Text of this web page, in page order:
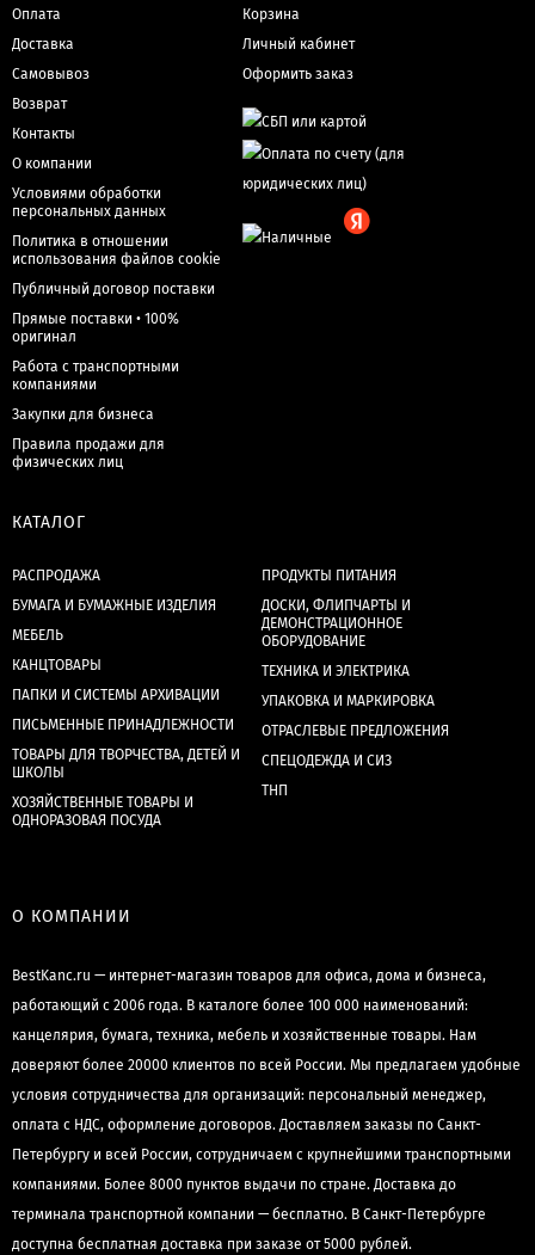
Оплата
Доставка
Самовывоз
Возврат
Контакты
О компании
Условиями обработки
персональных данных
Политика в отношении
использования файлов cookie
Публичный договор поставки
Прямые поставки • 100%
оригинал
Работа с транспортными
компаниями
Закупки для бизнеса
Правила продажи для
физических лиц
Корзина
Личный кабинет
Оформить заказ
КАТАЛОГ
РАСПРОДАЖА
БУМАГА И БУМАЖНЫЕ ИЗДЕЛИЯ
МЕБЕЛЬ
КАНЦТОВАРЫ
ПАПКИ И СИСТЕМЫ АРХИВАЦИИ
ПИСЬМЕННЫЕ ПРИНАДЛЕЖНОСТИ
ТОВАРЫ ДЛЯ ТВОРЧЕСТВА, ДЕТЕЙ И
ШКОЛЫ
ХОЗЯЙСТВЕННЫЕ ТОВАРЫ И
ОДНОРАЗОВАЯ ПОСУДА
ПРОДУКТЫ ПИТАНИЯ
ДОСКИ, ФЛИПЧАРТЫ И
ДЕМОНСТРАЦИОННОЕ
ОБОРУДОВАНИЕ
ТЕХНИКА И ЭЛЕКТРИКА
УПАКОВКА И МАРКИРОВКА
ОТРАСЛЕВЫЕ ПРЕДЛОЖЕНИЯ
СПЕЦОДЕЖДА И СИЗ
ТНП
О КОМПАНИИ
BestKanc.ru — интернет-магазин товаров для офиса, дома и бизнеса,
работающий с 2006 года. В каталоге более 100 000 наименований:
канцелярия, бумага, техника, мебель и хозяйственные товары. Нам
доверяют более 20000 клиентов по всей России. Мы предлагаем удобные
условия сотрудничества для организаций: персональный менеджер,
оплата с НДС, оформление договоров. Доставляем заказы по Санкт-
Петербургу и всей России, сотрудничаем с крупнейшими транспортными
компаниями. Более 8000 пунктов выдачи по стране. Доставка до
терминала транспортной компании — бесплатно. В Санкт-Петербурге
доступна бесплатная доставка при заказе от 5000 рублей.